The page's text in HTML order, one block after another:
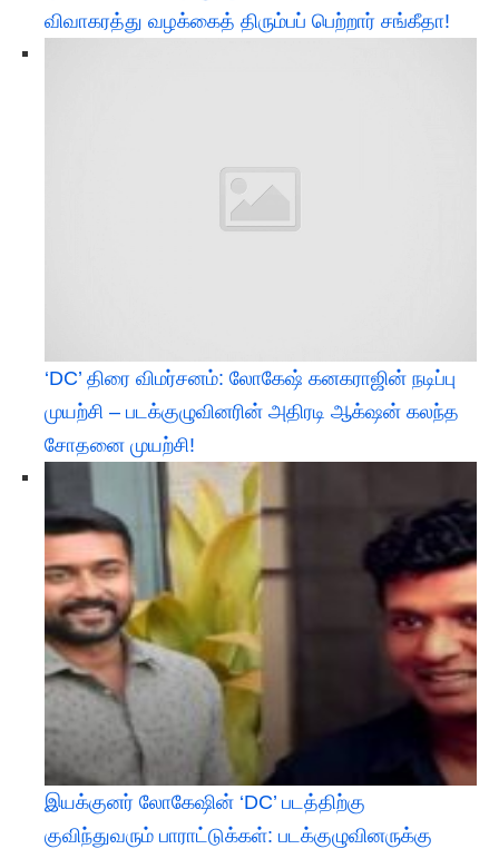
விவாகரத்து வழக்கைத் திரும்பப் பெற்றார் சங்கீதா!
‘DC’ திரை விமர்சனம்: லோகேஷ் கனகராஜின் நடிப்பு
முயற்சி – படக்குழுவினரின் அதிரடி ஆக்‌ஷன் கலந்த
சோதனை முயற்சி!
இயக்குனர் லோகேஷின் ‘DC’ படத்திற்கு
குவிந்துவரும் பாராட்டுக்கள்: படக்குழுவினருக்கு